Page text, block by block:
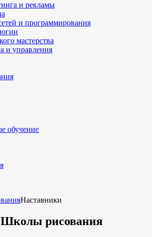
и рекламы
и программирования
мастерства
и управления
обучение
Наставники
Школы рисования